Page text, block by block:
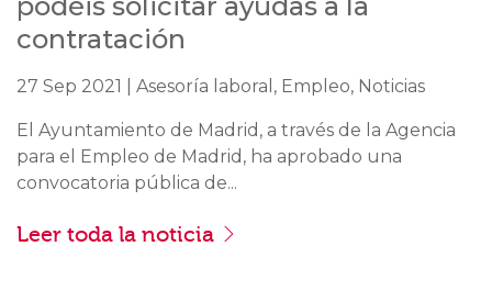
contratación
27 Sep 2021 | Asesoría laboral, Empleo, Noticias
El Ayuntamiento de Madrid, a través de la Agencia
para el Empleo de Madrid, ha aprobado una
convocatoria pública de...
Leer toda la noticia